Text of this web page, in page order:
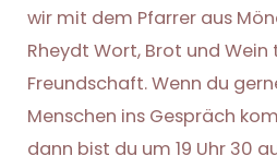
wir mit dem Pfarrer aus
Rheydt Wort, Brot und Wein
Freundschaft. Wenn du
Menschen ins Gespräch
dann bist du um 19 Uhr 30